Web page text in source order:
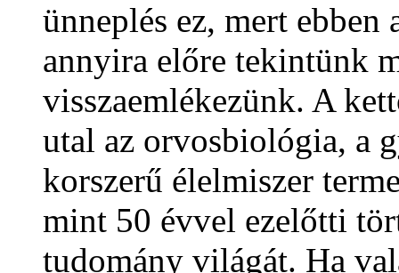
ünneplés ez, mert ebben
annyira előre tekintünk
visszaemlékezünk. A
utal az orvosbiológia, a
korszerű élelmiszer
mint 50 évvel ezelőtti
tudomány világát. Ha